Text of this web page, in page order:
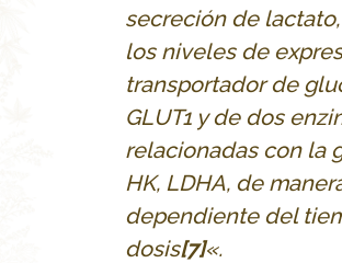
secreción de
los niveles de
transportador de
GLUT1 y de dos
relacionadas con la
HK, LDHA, de
dependiente del
dosis[7]«.